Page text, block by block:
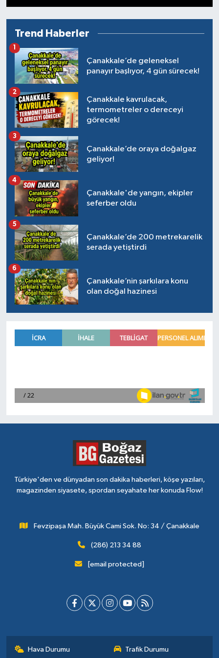
Trend Haberler
Çanakkale’de geleneksel
panayır başlıyor, 4 gün sürecek!
1
Çanakkale kavrulacak,
termometreler o dereceyi
görecek!
2
Çanakkale’de oraya doğalgaz
geliyor!
3
Çanakkale'de yangın, ekipler
seferber oldu
4
Çanakkale’de 200 metrekarelik
serada yetiştirdi
5
Çanakkale’nin şarkılara konu
olan doğal hazinesi
6
Türkiye'den ve dünyadan son dakika haberleri, köşe yazıları,
magazinden siyasete, spordan seyahate her konuda Flow!
Fevzipaşa Mah. Büyük Cami Sok. No: 34 / Çanakkale
(286) 213 34 88
[email protected]
Hava Durumu Trafik Durumu